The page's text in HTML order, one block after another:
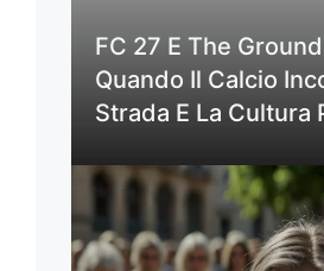
FC 27 E The
Quando Il Calcio
Strada E La Cultura